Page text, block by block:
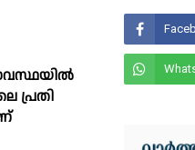
പ്രതി